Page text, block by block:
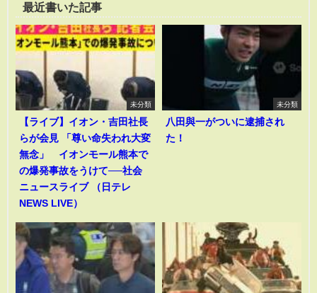
最近書いた記事
未分類
【ライブ】イオン・吉田社長
らが会見 「尊い命失われ大変
無念」 イオンモール熊本で
の爆発事故をうけて──社会
ニュースライブ （日テレ
NEWS LIVE）
未分類
八田與一がついに逮捕され
た！